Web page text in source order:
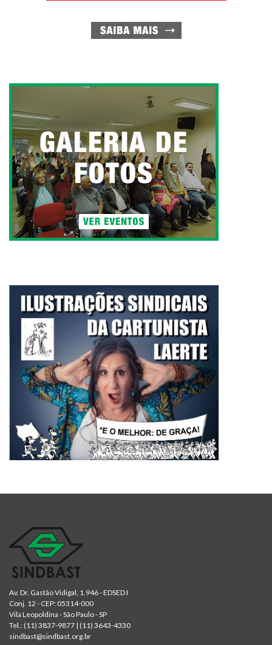
Av. Dr. Gastão Vidigal, 1.946 - EDSED I
Conj. 12 - CEP: 05314-000
Vila Leopoldina - São Paulo - SP
Tel.: (11) 3837-9877 | (11) 3643-4330
sindbast@sindbast.org.br